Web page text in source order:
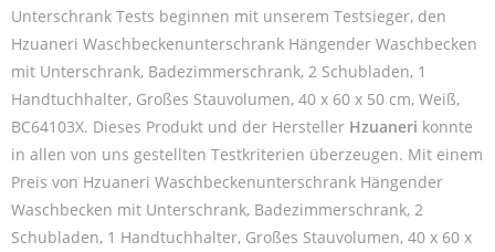
Unterschrank Tests beginnen mit unserem Testsieger, den
Hzuaneri Waschbeckenunterschrank Hängender Waschbecken
mit Unterschrank, Badezimmerschrank, 2 Schubladen, 1
Handtuchhalter, Großes Stauvolumen, 40 x 60 x 50 cm, Weiß,
BC64103X. Dieses Produkt und der Hersteller Hzuaneri konnte
in allen von uns gestellten Testkriterien überzeugen. Mit einem
Preis von Hzuaneri Waschbeckenunterschrank Hängender
Waschbecken mit Unterschrank, Badezimmerschrank, 2
Schubladen, 1 Handtuchhalter, Großes Stauvolumen, 40 x 60 x